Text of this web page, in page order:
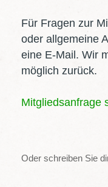
Für Fragen zur
oder allgemeine
eine E‑Mail. Wir
möglich zurück.
Mitgliedsanfrage
Oder schreiben Sie